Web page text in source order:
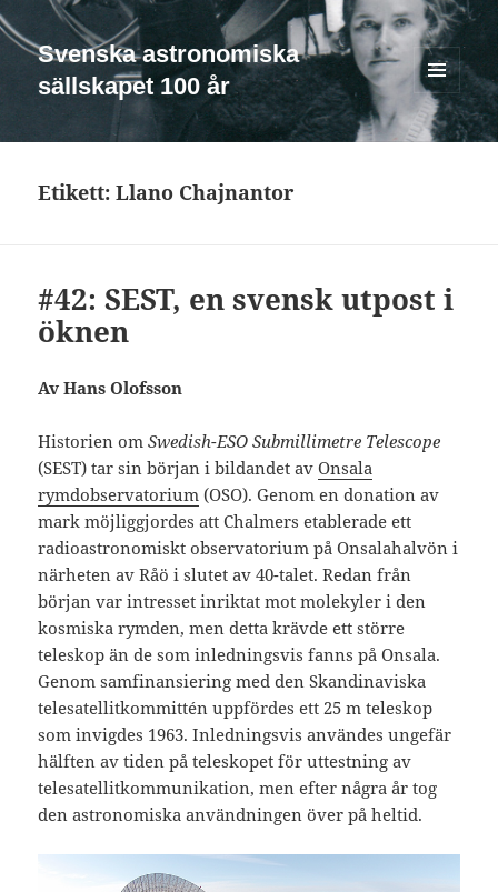
Svenska astronomiska
sällskapet 100 år
MENY
OCH
WIDGETS
Etikett:Llano Chajnantor
#42: SEST, en svensk utpost i
öknen
Av Hans Olofsson
Historien omSwedish-ESO Submillimetre Telescope
(SEST) tar sin början i bildandet avOnsala
rymdobservatorium (OSO). Genom en donation av
mark möjliggjordes att Chalmers etablerade ett
radioastronomiskt observatorium på Onsalahalvön i
närheten av Råö i slutet av 40-talet. Redan från
början var intresset inriktat mot molekyler i den
kosmiska rymden, men detta krävde ett större
teleskop än de som inledningsvis fanns på Onsala.
Genom samfinansiering med den Skandinaviska
telesatellitkommittén uppfördes ett 25 m teleskop
som invigdes 1963. Inledningsvis användes ungefär
hälften av tiden på teleskopet för uttestning av
telesatellitkommunikation, men efter några år tog
den astronomiska användningen över på heltid.